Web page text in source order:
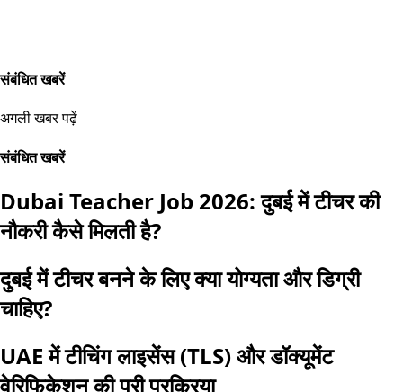
संबंधित खबरें
अगली खबर पढ़ें
संबंधित खबरें
Dubai Teacher Job 2026: दुबई में टीचर की
नौकरी कैसे मिलती है?
दुबई में टीचर बनने के लिए क्या योग्यता और डिग्री
चाहिए?
UAE में टीचिंग लाइसेंस (TLS) और डॉक्यूमेंट
वेरिफिकेशन की पूरी प्रक्रिया